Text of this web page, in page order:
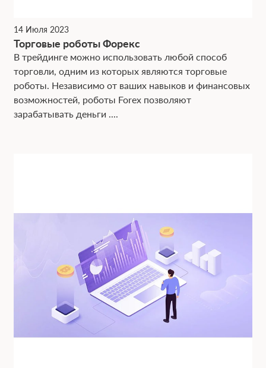
14 Июля 2023
Торговые роботы Форекс
В трейдинге можно использовать любой способ
торговли, одним из которых являются торговые
роботы. Независимо от ваших навыков и финансовых
возможностей, роботы Forex позволяют
зарабатывать деньги ....